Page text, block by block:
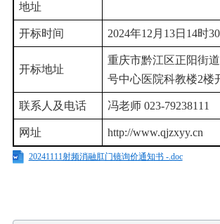
地址
开标时间 2024年12月13日14时
开标地址
重庆市黔江区正阳街
号中心医院科教楼2楼
联系人及电话 冯老师 023-79238111
网址 http://www.qjzxyy.cn
20241111射频消融肛门镜询价通知书 -.doc